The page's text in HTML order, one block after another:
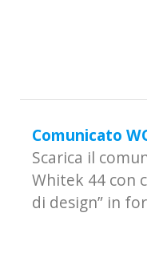
Comunicato
Scarica il
Whitek 44 con
di design” in